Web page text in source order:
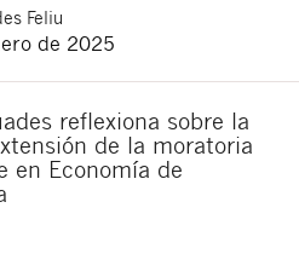
Feliu
de 2025
reflexiona sobre la
de la moratoria
en Economía de